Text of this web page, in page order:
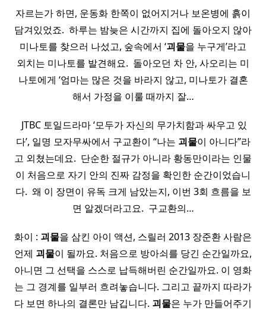
자르는가 하면, 운동화 한쪽이 없어지거나 보온병에 흙이
담겨있었죠. ​ 하루는 밤늦은 시간까지 집에 돌아오지 않아
미나토를 찾으러 나섰고, 숲속에서 ‘괴물을 누구게’라고
외치는 미나토를 발견해요. ​ 돌아오던 차 안, 사오리는 미
나토에게 ‘엄마는 많은 것을 바라지 않고, 미나토가 결혼
해서 가정을 이룰 때까지 잘…
​ JTBC 토일드라마 ‘모두가 자신의 무가치함과 싸우고 있
다’, 일명 모자무싸에서 구교환이 “나는 괴물이 아니다”라
고 외쳤는데요. ​ 단순한 절규가 아니라 황동만이라는 인물
이 처음으로 자기 안의 진짜 감정을 확인한 순간이었습니
다. ​ 왜 이 장면이 유독 크게 남았는지, 이번 3회 흐름을 보
면 알겠더라고요. ​ 구교환의…
화이 : 괴물을 삼킨 아이 액션, 스릴러 2013 장준환 사람은
언제 괴물이 될까요. 처음으로 방아쇠를 당긴 순간일까요,
아니면 그 선택을 스스로 납득해버린 순간일까요. 이 영화
는 그 경계를 일부러 흐려놓습니다. 그리고 끝까지 따라가
다 보면 하나의 결론만 남깁니다. 괴물은 누가 만들어주기